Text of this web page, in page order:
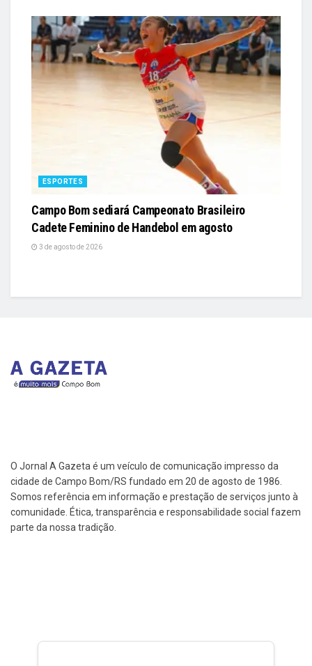
ESPORTES
Campo Bom sediará Campeonato Brasileiro
Cadete Feminino de Handebol em agosto
3 de agosto de 2026
O Jornal A Gazeta é um veículo de comunicação impresso da
cidade de Campo Bom/RS fundado em 20 de agosto de 1986.
Somos referência em informação e prestação de serviços junto à
comunidade. Ética, transparência e responsabilidade social fazem
parte da nossa tradição.